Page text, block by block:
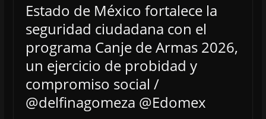
Estado de México fortalece la
seguridad ciudadana con el
programa Canje de Armas 2026,
un ejercicio de probidad y
compromiso social /
@delfinagomeza @Edomex